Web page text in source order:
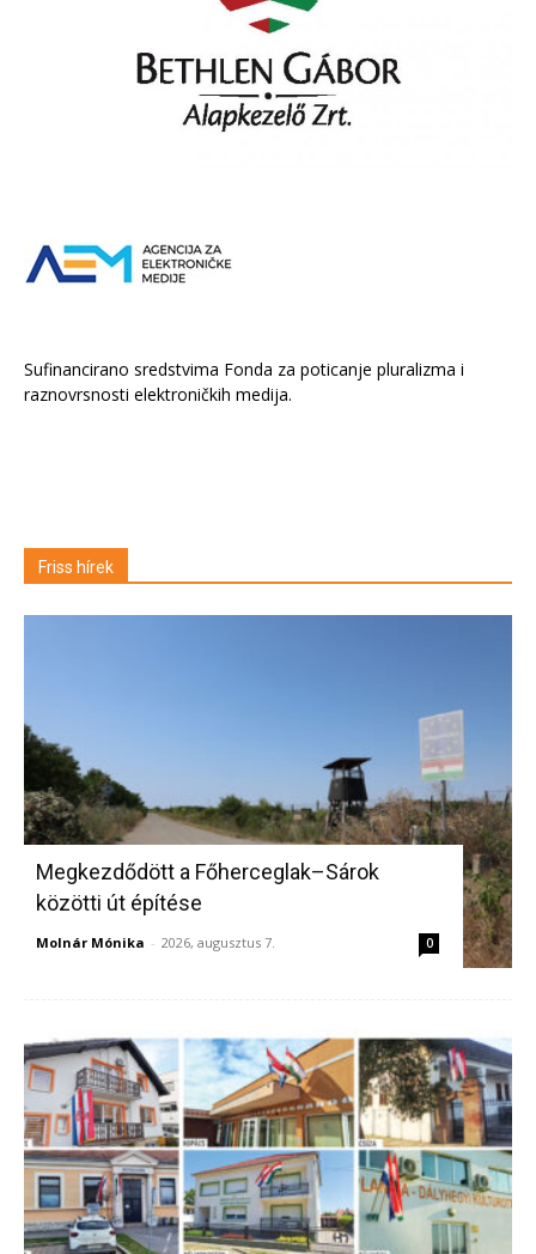
Sufinancirano sredstvima Fonda za poticanje pluralizma i
raznovrsnosti elektroničkih medija.
Friss hírek
Megkezdődött a Főherceglak–Sárok
közötti út építése
Molnár Mónika - 2026, augusztus 7. 0